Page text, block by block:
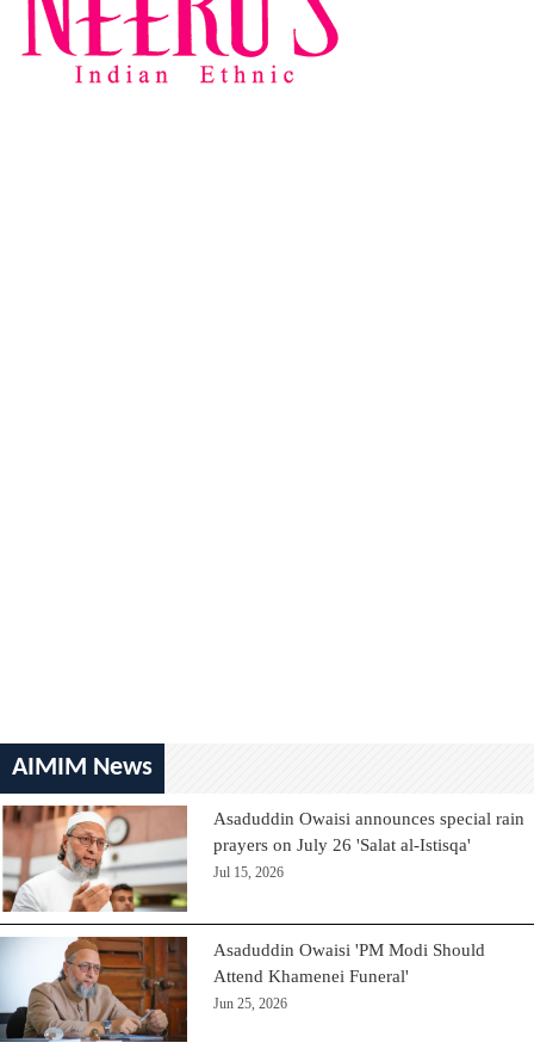
AIMIM News
Asaduddin Owaisi announces special rain
prayers on July 26 'Salat al-Istisqa'
Jul 15, 2026
Asaduddin Owaisi 'PM Modi Should
Attend Khamenei Funeral'
Jun 25, 2026